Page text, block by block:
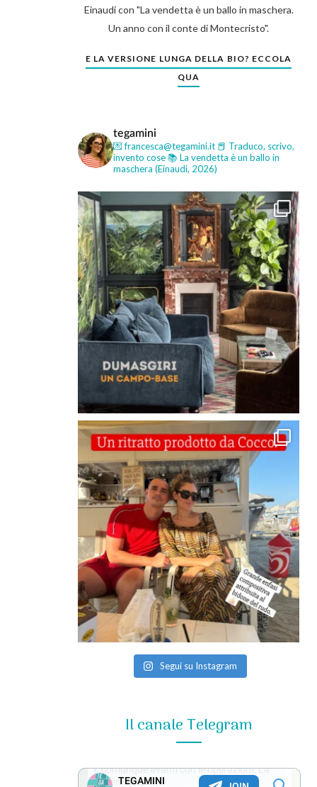
Einaudi con "La vendetta è un ballo in maschera.
Un anno con il conte di Montecristo".
E LA VERSIONE LUNGA DELLA BIO? ECCOLA
QUA
tegamini
💌 francesca@tegamini.it 📕 Traduco, scrivo,
invento cose📚 La vendetta è un ballo in
maschera (Einaudi, 2026)
Segui su Instagram
Il canale Telegram